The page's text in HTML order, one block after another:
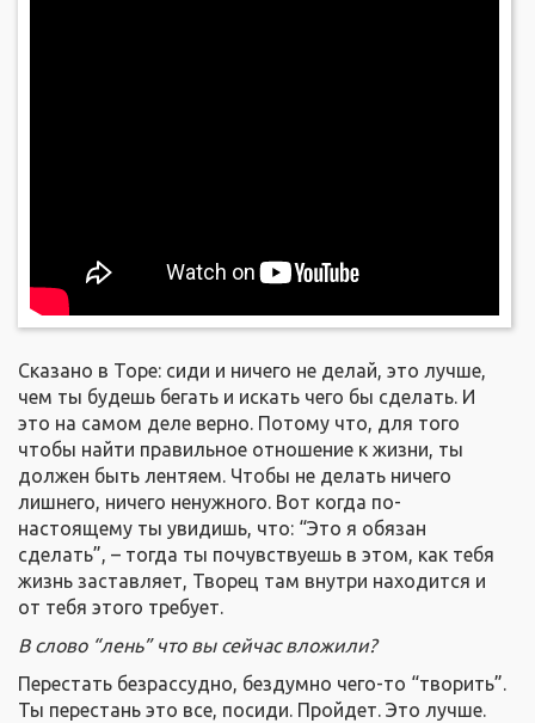
Сказано в Торе: сиди и ничего не делай, это лучше,
чем ты будешь бегать и искать чего бы сделать. И
это на самом деле верно. Потому что, для того
чтобы найти правильное отношение к жизни, ты
должен быть лентяем. Чтобы не делать ничего
лишнего, ничего ненужного. Вот когда по-
настоящему ты увидишь, что: “Это я обязан
сделать”, – тогда ты почувствуешь в этом, как тебя
жизнь заставляет, Творец там внутри находится и
от тебя этого требует.
В слово “лень” что вы сейчас вложили?
Перестать безрассудно, бездумно чего-то “творить”.
Ты перестань это все, посиди. Пройдет. Это лучше.